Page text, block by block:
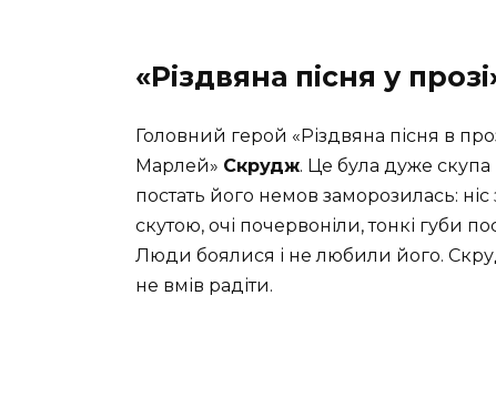
«Різдвяна пісня у
Головний герой «Різдвяна пісня в
Марлей» Скрудж. Це була дуже скупа
постать його немов заморозилась:
скутою, очі почервоніли, тонкі губи
Люди боялися і не любили його.
не вмів радіти.